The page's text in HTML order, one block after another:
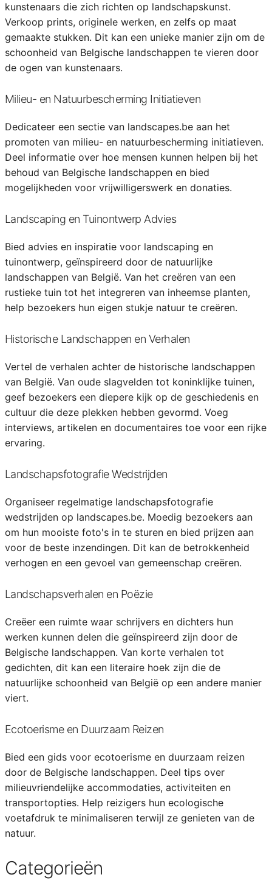
kunstenaars die zich richten op landschapskunst.
Verkoop prints, originele werken, en zelfs op maat
gemaakte stukken. Dit kan een unieke manier zijn om de
schoonheid van Belgische landschappen te vieren door
de ogen van kunstenaars.
Milieu- en Natuurbescherming Initiatieven
Dedicateer een sectie van landscapes.be aan het
promoten van milieu- en natuurbescherming initiatieven.
Deel informatie over hoe mensen kunnen helpen bij het
behoud van Belgische landschappen en bied
mogelijkheden voor vrijwilligerswerk en donaties.
Landscaping en Tuinontwerp Advies
Bied advies en inspiratie voor landscaping en
tuinontwerp, geïnspireerd door de natuurlijke
landschappen van België. Van het creëren van een
rustieke tuin tot het integreren van inheemse planten,
help bezoekers hun eigen stukje natuur te creëren.
Historische Landschappen en Verhalen
Vertel de verhalen achter de historische landschappen
van België. Van oude slagvelden tot koninklijke tuinen,
geef bezoekers een diepere kijk op de geschiedenis en
cultuur die deze plekken hebben gevormd. Voeg
interviews, artikelen en documentaires toe voor een rijke
ervaring.
Landschapsfotografie Wedstrijden
Organiseer regelmatige landschapsfotografie
wedstrijden op landscapes.be. Moedig bezoekers aan
om hun mooiste foto's in te sturen en bied prijzen aan
voor de beste inzendingen. Dit kan de betrokkenheid
verhogen en een gevoel van gemeenschap creëren.
Landschapsverhalen en Poëzie
Creëer een ruimte waar schrijvers en dichters hun
werken kunnen delen die geïnspireerd zijn door de
Belgische landschappen. Van korte verhalen tot
gedichten, dit kan een literaire hoek zijn die de
natuurlijke schoonheid van België op een andere manier
viert.
Ecotoerisme en Duurzaam Reizen
Bied een gids voor ecotoerisme en duurzaam reizen
door de Belgische landschappen. Deel tips over
milieuvriendelijke accommodaties, activiteiten en
transportopties. Help reizigers hun ecologische
voetafdruk te minimaliseren terwijl ze genieten van de
natuur.
Categorieën